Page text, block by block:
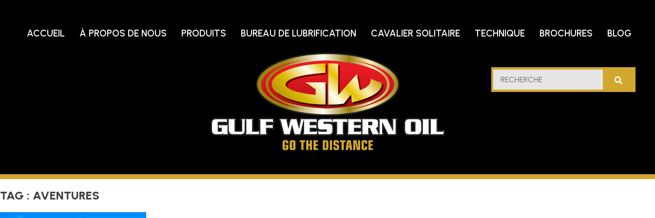
Aller
ACCUEIL À PROPOS DE NOUS PRODUITS BUREAU DE LUBRIFICATION CAVALIER SOLITAIRE TECHNIQUE BROCHURES BLOG
RECHERCHE
TAG : AVENTURES